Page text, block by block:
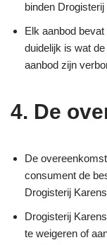
binden
Elk aanbod
duidelijk is wat
aanbod zijn
4. De
De
consument de
Drogisterij
Drogisterij
te weigeren of